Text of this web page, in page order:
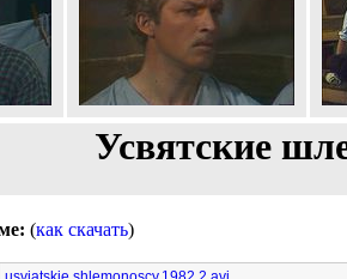
Усвятские
(как скачать)